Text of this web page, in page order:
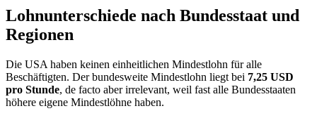
Lohnunterschiede nach Bundesstaat und
Regionen
Die USA haben keinen einheitlichen Mindestlohn für alle
Beschäftigten. Der bundesweite Mindestlohn liegt bei 7,25 USD
pro Stunde, de facto aber irrelevant, weil fast alle Bundesstaaten
höhere eigene Mindestlöhne haben.